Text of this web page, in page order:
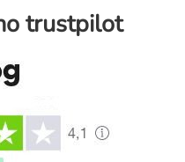
trustpilot